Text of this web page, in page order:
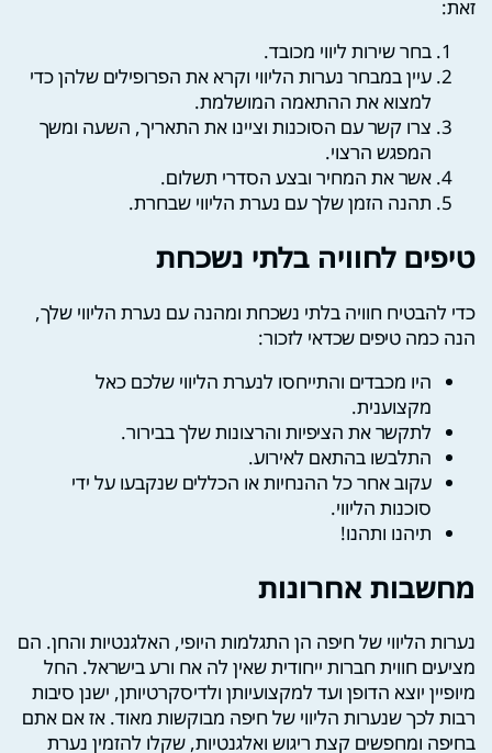
זאת:
בחר שירות ליווי מכובד.
עיין במבחר נערות הליווי וקרא את הפרופילים שלהן כדי
למצוא את ההתאמה המושלמת.
צרו קשר עם הסוכנות וציינו את התאריך, השעה ומשך
המפגש הרצוי.
אשר את המחיר ובצע הסדרי תשלום.
תהנה הזמן שלך עם נערת הליווי שבחרת.
טיפים לחוויה בלתי נשכחת
כדי להבטיח חוויה בלתי נשכחת ומהנה עם נערת הליווי שלך,
הנה כמה טיפים שכדאי לזכור:
היו מכבדים והתייחסו לנערת הליווי שלכם כאל
מקצוענית.
לתקשר את הציפיות והרצונות שלך בבירור.
התלבשו בהתאם לאירוע.
עקוב אחר כל ההנחיות או הכללים שנקבעו על ידי
סוכנות הליווי.
תיהנו ותהנו!
מחשבות אחרונות
נערות הליווי של חיפה הן התגלמות היופי, האלגנטיות והחן. הם
מציעים חווית חברות ייחודית שאין לה אח ורע בישראל. החל
מיופיין יוצא הדופן ועד למקצועיותן ולדיסקרטיותן, ישנן סיבות
רבות לכך שנערות הליווי של חיפה מבוקשות מאוד. אז אם אתם
בחיפה ומחפשים קצת ריגוש ואלגנטיות, שקלו להזמין נערת